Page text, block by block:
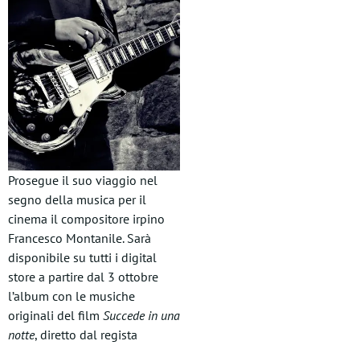
Prosegue il suo viaggio nel
segno della musica per il
cinema il compositore irpino
Francesco Montanile. Sarà
disponibile su tutti i digital
store a partire dal 3 ottobre
l’album con le musiche
originali del film Succede in una
notte, diretto dal regista